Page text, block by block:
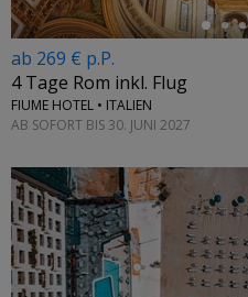
ab 269 € p.P.
4 Tage Rom inkl. Flug
FIUME HOTEL • ITALIEN
AB SOFORT BIS 30. JUNI 2027
←